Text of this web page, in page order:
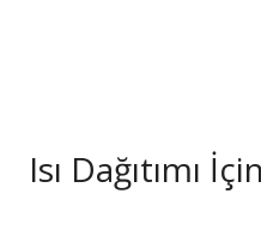
Isı Dağıtımı